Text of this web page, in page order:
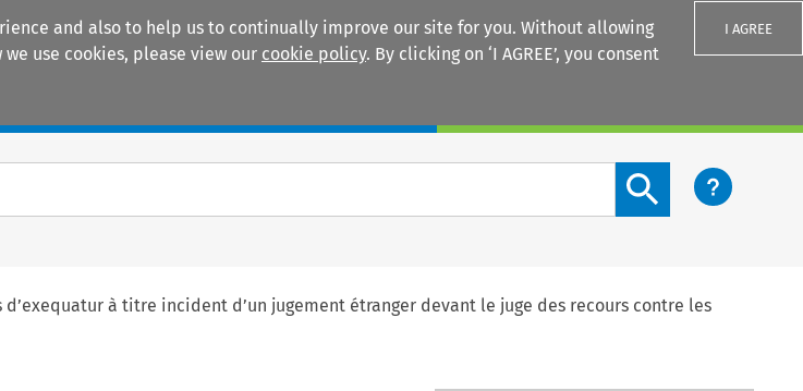
and also to help us to continually improve our site for you. Without allowing
use cookies, please view our cookie policy. By clicking on ‘I AGREE’, you consent
I AGREE
Search content button
à titre incident d’un jugement étranger devant le juge des recours contre les